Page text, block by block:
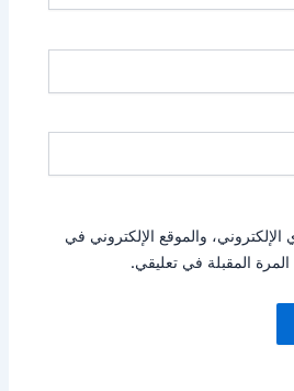
والموقع الإلكتروني في
المقبلة في تعليقي.